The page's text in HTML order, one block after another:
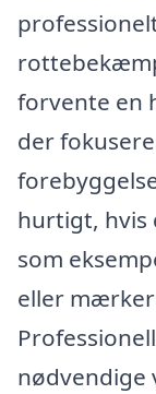
forvente en
der
hurtigt, hvis
som
eller